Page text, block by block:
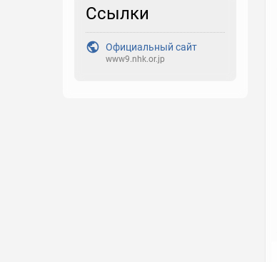
Рейтинг
Реакция
Ссылки
Официальный сайт
www9.nhk.or.jp